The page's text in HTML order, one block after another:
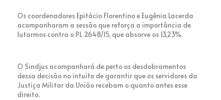
Os coordenadores Epitácio Florentino e Eugênia Lacerda
acompanharam a sessão que reforça a importância de
lutarmos contra o PL 2648/15, que absorve os 13,23%.
O Sindjus acompanhará de perto os desdobramentos
dessa decisão no intuito de garantir que os servidores da
Justiça Militar da União recebam o quanto antes esse
direito.